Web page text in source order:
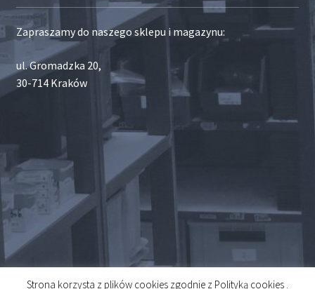
Zapraszamy do naszego sklepu i magazynu:
ul. Gromadzka 20,
30-714 Kraków
Strona korzysta z plików cookies zgodnie z Polityką cookies .